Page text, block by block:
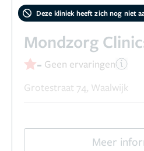
Deze kliniek heeft zich nog niet
Mondzorg
- Geen ervaringen
Grotestraat 74, Waalwijk
Meer